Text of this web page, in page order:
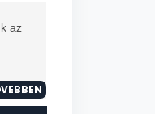
az